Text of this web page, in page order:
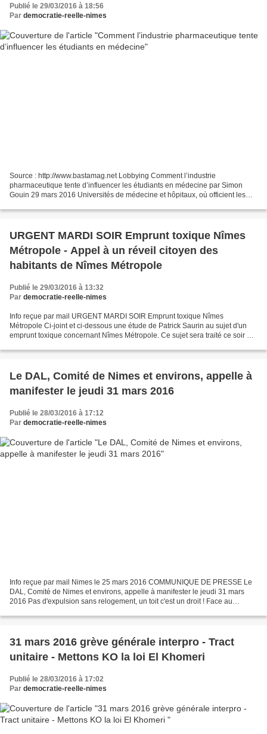
Publié le 29/03/2016 à 18:56
Par democratie-reelle-nimes
Source : http://www.bastamag.net Lobbying Comment l’industrie
pharmaceutique tente d’influencer les étudiants en médecine par Simon
Gouin 29 mars 2016 Universités de médecine et hôpitaux, où officient les
URGENT MARDI SOIR Emprunt toxique Nîmes
Métropole - Appel à un réveil citoyen des
habitants de Nîmes Métropole
Publié le 29/03/2016 à 13:32
Par democratie-reelle-nimes
Info reçue par mail URGENT MARDI SOIR Emprunt toxique Nîmes
Métropole Ci-joint et ci-dessous une étude de Patrick Saurin au sujet d'un
emprunt toxique concernant Nîmes Métropole. Ce sujet sera traité ce soir à
Le DAL, Comité de Nimes et environs, appelle à
manifester le jeudi 31 mars 2016
Publié le 28/03/2016 à 17:12
Par democratie-reelle-nimes
Info reçue par mail Nimes le 25 mars 2016 COMMUNIQUE DE PRESSE Le
DAL, Comité de Nimes et environs, appelle à manifester le jeudi 31 mars
2016 Pas d'expulsion sans relogement, un toit c'est un droit ! Face au
31 mars 2016 grève générale interpro - Tract
unitaire - Mettons KO la loi El Khomeri
Publié le 28/03/2016 à 17:02
Par democratie-reelle-nimes